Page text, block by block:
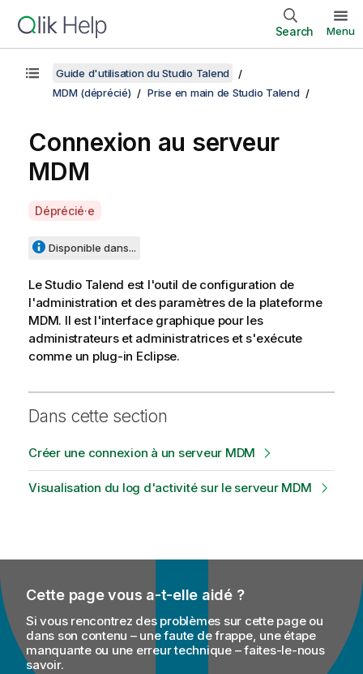
Search Menu
Guide d'utilisation du Studio Talend
MDM (déprécié)
Prise en main de Studio Talend
Connexion au serveur
MDM
A
a
l
a
b
i
l
t
y
-
o
e
Déprécié·e
Disponible dans...
LeStudio Talend est l'outil de configuration de
l'administration et des paramètres de la plateforme
MDM. Il est l'interface graphique pour les
administrateurs et administratrices et s'exécute
comme un plug-in Eclipse.
Dans cette section
Créer une connexion à un serveur MDM
Visualisation du log d'activité sur le serveur MDM
Cette page vous a-t-elle aidé ?
Si vous rencontrez des problèmes sur cette page ou
dans son contenu – une faute de frappe, une étape
manquante ou une erreur technique – faites-le-nous
savoir.